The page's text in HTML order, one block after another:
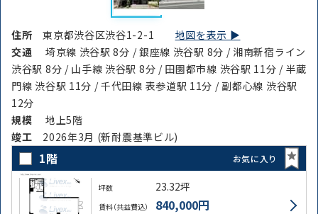
住所東京都渋谷区渋谷1-2-1 地図を表示 ▶︎
交通
埼京線 渋谷駅 8分 / 銀座線 渋谷駅 8分 / 湘南新宿ライン
渋谷駅 8分 / 山手線 渋谷駅 8分 / 田園都市線 渋谷駅 11分 / 半蔵
門線 渋谷駅 11分 / 千代田線 表参道駅 11分 / 副都心線 渋谷駅
12分
規模
地上5階
竣⼯ 2026年3月 (新耐震基準ビル)
1階 お気に入り
坪数 23.32坪
賃料（共益費込） 840,000円